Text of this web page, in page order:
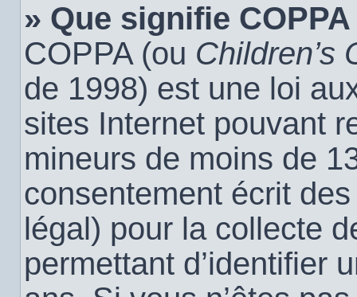
» Que signifie
COPPA (ou Children’s
de 1998) est une loi
sites Internet pouvant
mineurs de moins de
consentement écrit
légal) pour la collecte
permettant d’identifier